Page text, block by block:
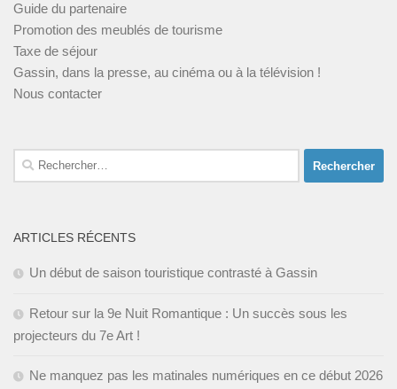
Guide du partenaire
Promotion des meublés de tourisme
Taxe de séjour
Gassin, dans la presse, au cinéma ou à la télévision !
Nous contacter
Rechercher :
ARTICLES RÉCENTS
Un début de saison touristique contrasté à Gassin
Retour sur la 9e Nuit Romantique : Un succès sous les
projecteurs du 7e Art !
Ne manquez pas les matinales numériques en ce début 2026